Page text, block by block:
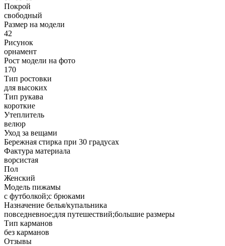
Покрой
свободный
Размер на модели
42
Рисунок
орнамент
Рост модели на фото
170
Тип ростовки
для высоких
Тип рукава
короткие
Утеплитель
велюр
Уход за вещами
Бережная стирка при 30 градусах
Фактура материала
ворсистая
Пол
Женский
Модель пижамы
с футболкой;с брюками
Назначение белья/купальника
повседневное;для путешествий;большие размеры
Тип карманов
без карманов
Отзывы